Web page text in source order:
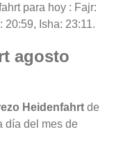
para hoy : Fajr:
20:59, Isha: 23:11.
agosto
Heidenfahrt de
día del mes de